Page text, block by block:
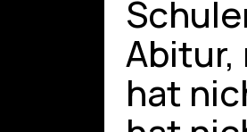
Abitur,
hat